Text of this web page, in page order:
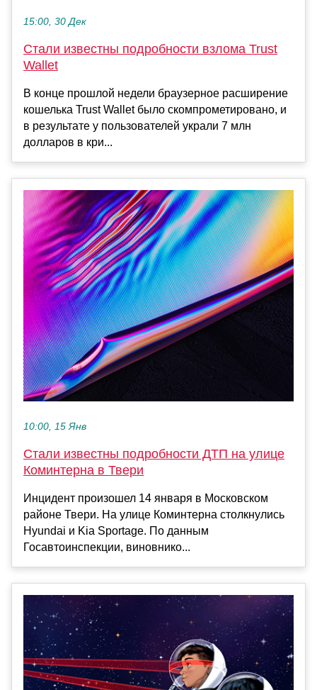
15:00, 30 Дек
Стали известны подробности взлома Trust
Wallet
В конце прошлой недели браузерное расширение
кошелька Trust Wallet было скомпрометировано, и
в результате у пользователей украли 7 млн
долларов в кри...
10:00, 15 Янв
Стали известны подробности ДТП на улице
Коминтерна в Твери
Инцидент произошел 14 января в Московском
районе Твери. На улице Коминтерна столкнулись
Hyundai и Kia Sportage. По данным
Госавтоинспекции, виновнико...